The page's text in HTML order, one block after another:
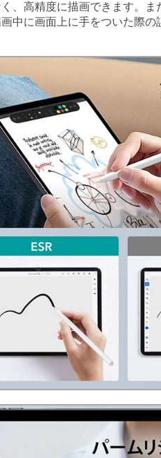
、高精度に描画できます。ま
中に画面上に手をついた際